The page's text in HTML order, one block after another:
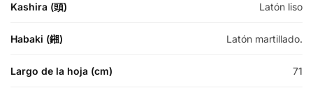
Kashira (頭) Latón liso
Habaki (鎺) Latón martillado.
Largo de la hoja (cm) 71